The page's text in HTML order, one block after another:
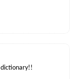
dictionary!!